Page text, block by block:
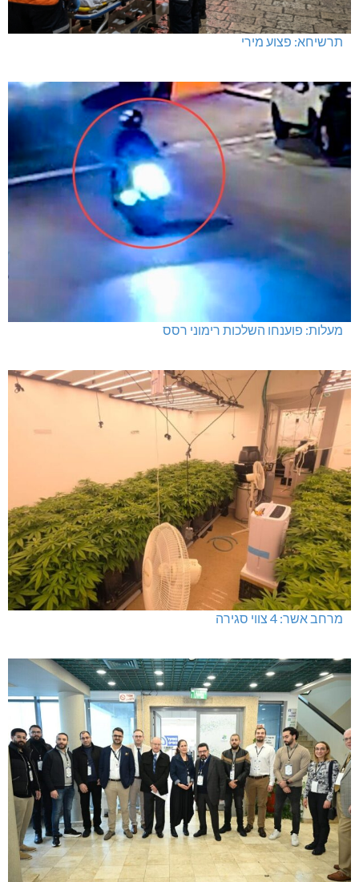
תרשיחא: פצוע מירי
מעלות: פוענחו השלכות רימוני רסס
מרחב אשר: 4 צווי סגירה